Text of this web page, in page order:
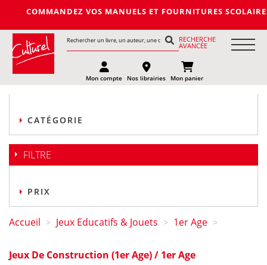
VOS MANUELS ET FOURNITURES
RECHERCHE
AVANCÉE
Mon compte Nos librairies Mon panier
CATÉGORIE
FILTRE
PRIX
Accueil > Jeux Educatifs & Jouets > 1er Age >
Jeux De Construction (1er Age) / 1er Age